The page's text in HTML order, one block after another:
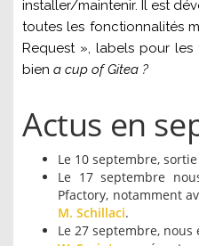
installer/maintenir. Il est
toutes les fonctionnalités
Request », labels pour les
bien a cup of Gitea ?
Actus en
Le 10 septembre,
Le 17 septembre
Pfactory, notamment
M. Schillaci.
Le 27 septembre,